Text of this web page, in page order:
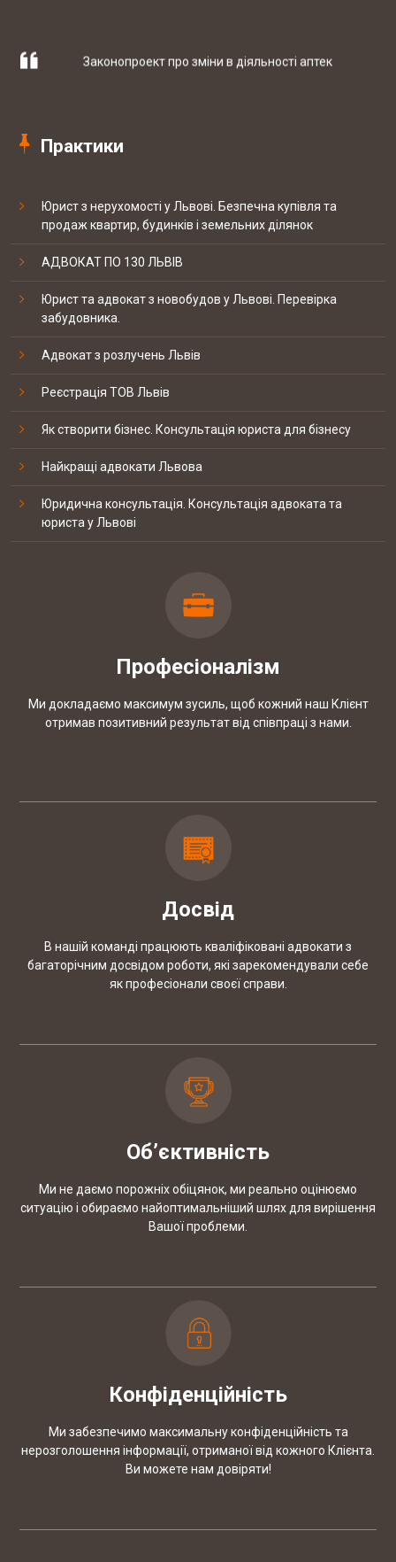
12-09 2017 NOMO SP. z o.o.
автоматизації систем""
Законопроект про зміни в діяльності аптек
Штрафи за порушення трудового
Скорочено підстави для проведення
позапланових податкових перевірок
19-20 березня відбувались національні
КЕЙС: Закриття справи по ст. 130 КУпАП
КЕЙС: Закриття справи про домашнє
насильство при необґрунтованому
звинуваченні
Практики
Юрист з нерухомості у Львові. Безпечна купівля та
продаж квартир, будинків і земельних ділянок
АДВОКАТ ПО 130 ЛЬВІВ
Юрист та адвокат з новобудов у Львові. Перевірка
забудовника.
Адвокат з розлучень Львів
Реєстрація ТОВ Львів
Як створити бізнес. Консультація юриста для бізнесу
Найкращі адвокати Львова
Юридична консультація. Консультація адвоката та
юриста у Львові
Професіоналізм
Ми докладаємо максимум зусиль, щоб кожний наш Клієнт
отримав позитивний результат від співпраці з нами.
Досвід
В нашій команді працюють кваліфіковані адвокати з
багаторічним досвідом роботи, які зарекомендували себе
як професіонали своєї справи.
Об’єктивність
Ми не даємо порожніх обіцянок, ми реально оцінюємо
ситуацію і обираємо найоптимальніший шлях для вирішення
Вашої проблеми.
Конфіденційність
Ми забезпечимо максимальну конфіденційність та
нерозголошення інформації, отриманої від кожного Клієнта.
Ви можете нам довіряти!